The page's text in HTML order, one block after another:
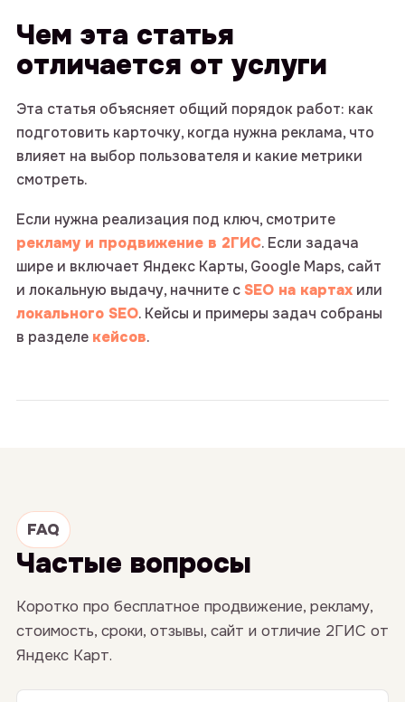
Чем эта статья
отличается от услуги
Эта статья объясняет общий порядок работ: как
подготовить карточку, когда нужна реклама, что
влияет на выбор пользователя и какие метрики
смотреть.
Если нужна реализация под ключ, смотрите
рекламу и продвижение в 2ГИС. Если задача
шире и включает Яндекс Карты, Google Maps, сайт
и локальную выдачу, начните сSEO на картах или
локального SEO. Кейсы и примеры задач собраны
в разделе кейсов.
FAQ
Частые вопросы
Коротко про бесплатное продвижение, рекламу,
стоимость, сроки, отзывы, сайт и отличие 2ГИС от
Яндекс Карт.